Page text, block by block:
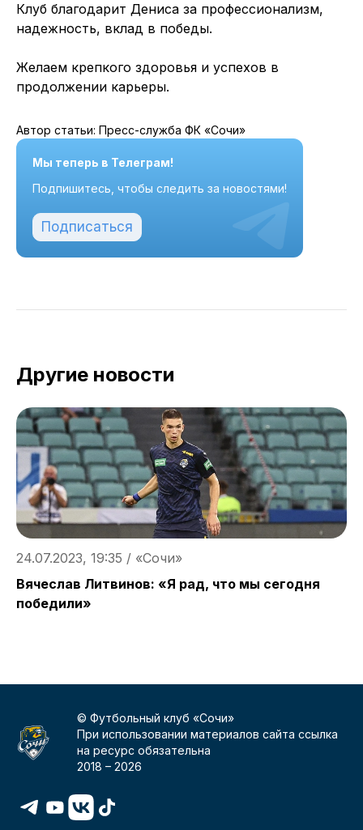
Клуб благодарит Дениса за профессионализм,
надежность, вклад в победы.
Желаем крепкого здоровья и успехов в
продолжении карьеры.
Автор статьи: Пресс-служба ФК «Сочи»
Мы теперь в Телеграм!
Подпишитесь, чтобы следить за новостями!
Подписаться
Другие новости
24.07.2023, 19:35 / «Сочи»
Вячеслав Литвинов: «Я рад, что мы сегодня
победили»
© Футбольный клуб «Сочи»
При использовании материалов сайта ссылка
на ресурс обязательна
2018 –2026